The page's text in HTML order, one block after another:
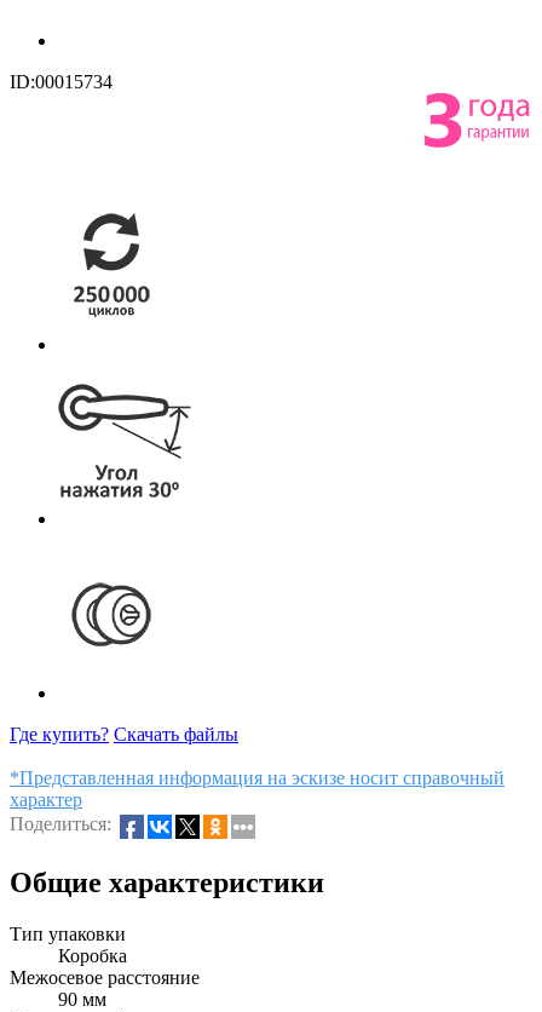
ID:00015734
Где купить? Скачать файлы
*Представленная информация на эскизе носит справочный
характер
Поделиться:
Общие характеристики
Тип упаковки
Коробка
Межосевое расстояние
90 мм